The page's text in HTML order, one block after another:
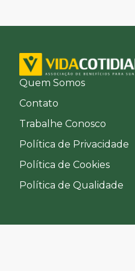
Quem Somos
Contato
Trabalhe Conosco
Política de Privacidade
Política de Cookies
Política de Qualidade